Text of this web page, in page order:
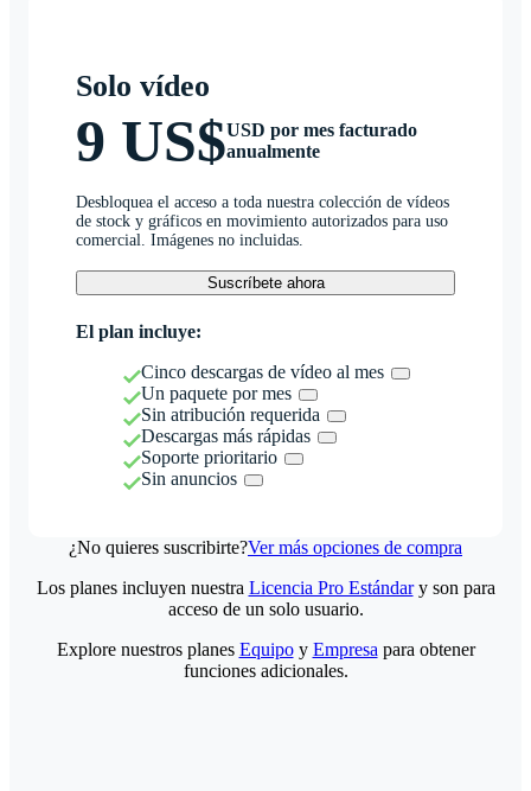
Solo vídeo
9 US$USD por mes facturado
anualmente
Desbloquea el acceso a toda nuestra colección de vídeos
de stock y gráficos en movimiento autorizados para uso
comercial. Imágenes no incluidas.
Suscríbete ahora
El plan incluye:
Cinco descargas de vídeo al mes
Un paquete por mes
Sin atribución requerida
Descargas más rápidas
Soporte prioritario
Sin anuncios
¿No quieres suscribirte?Ver más opciones de compra
Los planes incluyen nuestra Licencia Pro Estándary son para
acceso de un solo usuario.
Explore nuestros planes Equipoy Empresa para obtener
funciones adicionales.